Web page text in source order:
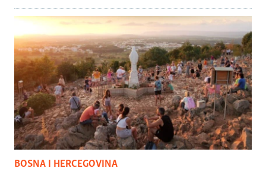
BOSNA I HERCEGOVINA